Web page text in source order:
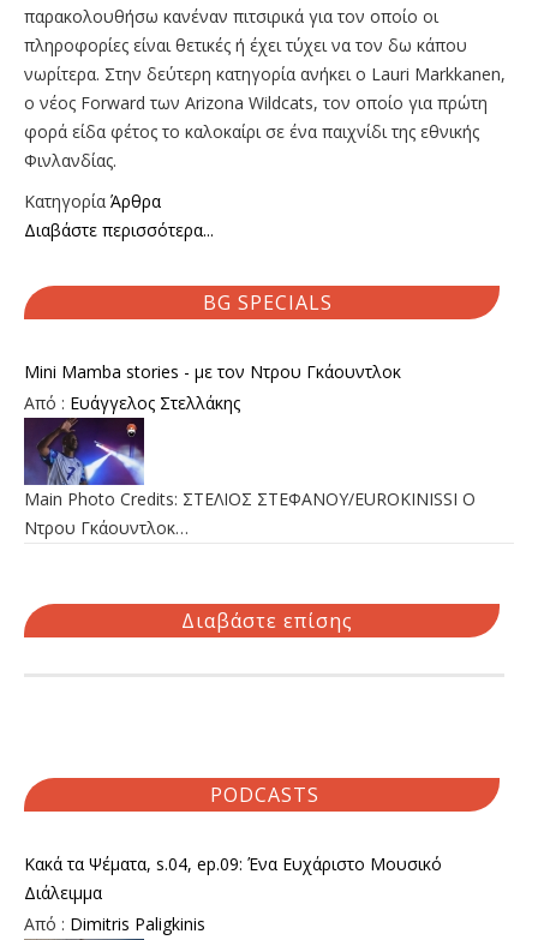
παρακολουθήσω κανέναν πιτσιρικά για τον οποίο οι
πληροφορίες είναι θετικές ή έχει τύχει να τον δω κάπου
νωρίτερα. Στην δεύτερη κατηγορία ανήκει ο Lauri Markkanen,
o νέος Forward των Arizona Wildcats, τον οποίο για πρώτη
φορά είδα φέτος το καλοκαίρι σε ένα παιχνίδι της εθνικής
Φινλανδίας.
Κατηγορία Άρθρα
Διαβάστε περισσότερα...
BG SPECIALS
Mini Mamba stories - με τον Ντρου Γκάουντλοκ
Από : Ευάγγελος Στελλάκης
Main Photo Credits: ΣΤΕΛΙΟΣ ΣΤΕΦΑΝΟΥ/EUROKINISSI Ο
Ντρου Γκάουντλοκ…
Διαβάστε επίσης
PODCASTS
Κακά τα Ψέματα, s.04, ep.09: Ένα Ευχάριστο Μουσικό
Διάλειμμα
Από : Dimitris Paligkinis